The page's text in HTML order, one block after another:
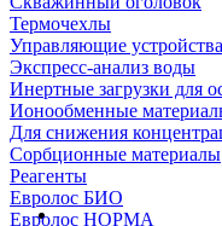
Термочехлы
Управляющие устройства
Экспресс-анализ воды
Инертные загрузки для
Ионообменные
Для снижения
Сорбционные материалы
Реагенты
Евролос БИО
Евролос НОРМА